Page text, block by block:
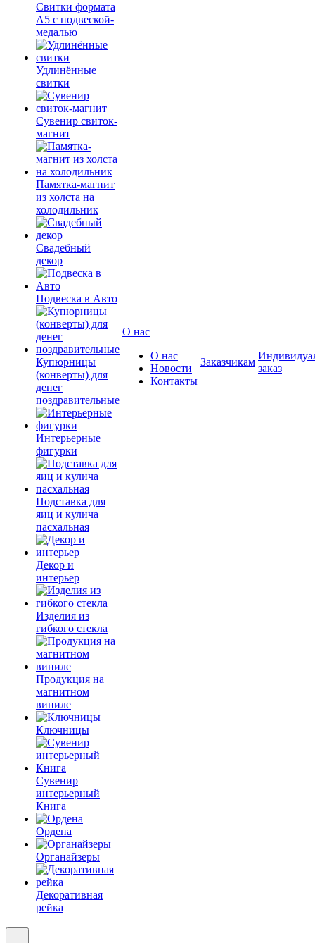
Свитки формата
А5 с подвеской-
медалью
Удлинённые
свитки
Сувенир свиток-
магнит
Памятка-магнит
из холста на
холодильник
Свадебный
декор
Подвеска в Авто
Купюрницы
(конверты) для
денег
поздравительные
Интерьерные
фигурки
Подставка для
яиц и кулича
пасхальная
Декор и
интерьер
Изделия из
гибкого стекла
Продукция на
магнитном
виниле
Ключницы
Сувенир
интерьерный
Книга
Ордена
Органайзеры
Декоративная
рейка
О нас
О нас
Новости
Контакты
Заказчикам
заказ